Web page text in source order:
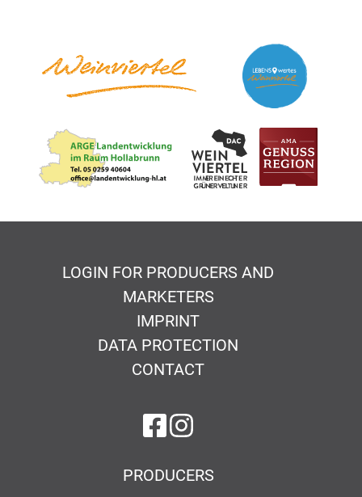
LOGIN FOR PRODUCERS AND
MARKETERS
IMPRINT
DATA PROTECTION
CONTACT
on Facebook
on Instagram
PRODUCERS